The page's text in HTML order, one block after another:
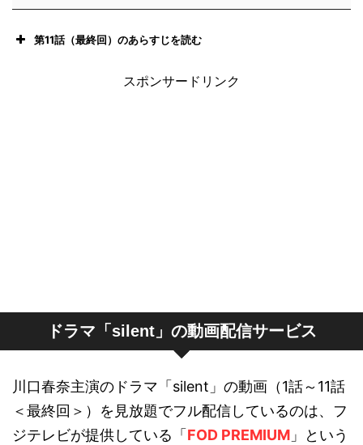
silent - フジテレビ
silent - フジテレビ
第11話（最終回）のあらすじを読む
スポンサードリンク
ドラマ「silent」の動画配信サービス
川口春奈主演のドラマ「silent」の動画（1話～11話
＜最終回＞）を見放題でフル配信しているのは、フ
ジテレビが提供している「 FOD PREMIUM 」という